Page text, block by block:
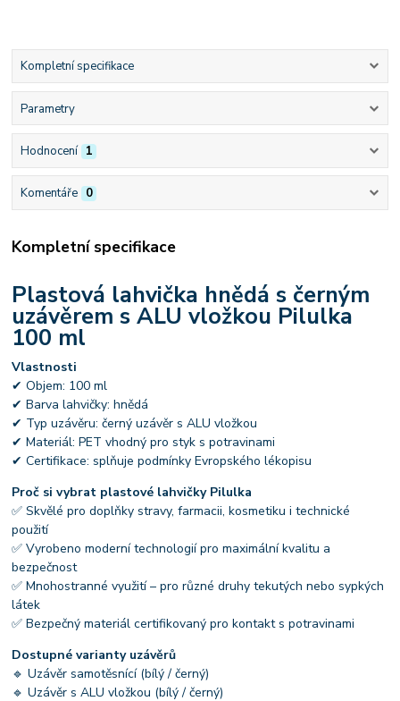
Kompletní specifikace
Parametry
Hodnocení 1
Komentáře 0
Kompletní specifikace
Plastová lahvička hnědá s černým
uzávěrem s ALU vložkou Pilulka
100 ml
Vlastnosti
✔ Objem: 100 ml
✔ Barva lahvičky: hnědá
✔ Typ uzávěru: černý uzávěr s ALU vložkou
✔ Materiál: PET vhodný pro styk s potravinami
✔ Certifikace: splňuje podmínky Evropského lékopisu
Proč si vybrat plastové lahvičky Pilulka
✅ Skvělé pro doplňky stravy, farmacii, kosmetiku i technické
použití
✅ Vyrobeno moderní technologií pro maximální kvalitu a
bezpečnost
✅ Mnohostranné využití – pro různé druhy tekutých nebo sypkých
látek
✅ Bezpečný materiál certifikovaný pro kontakt s potravinami
Dostupné varianty uzávěrů
🔹 Uzávěr samotěsnící (bílý / černý)
🔹 Uzávěr s ALU vložkou (bílý / černý)